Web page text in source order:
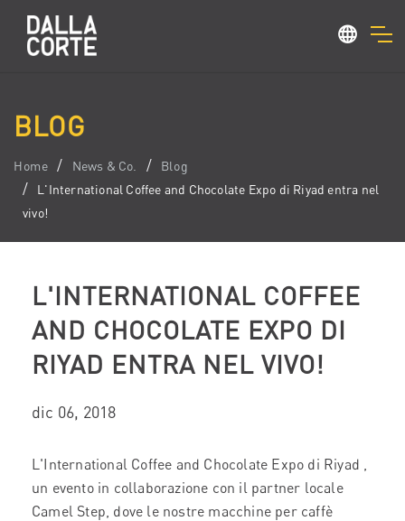
BLOG
Home News & Co.
Blog
L'International Coffee and Chocolate Expo di Riyad entra nel
vivo!
L'INTERNATIONAL COFFEE
AND CHOCOLATE EXPO DI
RIYAD ENTRA NEL VIVO!
dic 06, 2018
L'International Coffee and Chocolate Expo di Riyad ,
un evento in collaborazione con il partner locale
Camel Step, dove le nostre macchine per caffè